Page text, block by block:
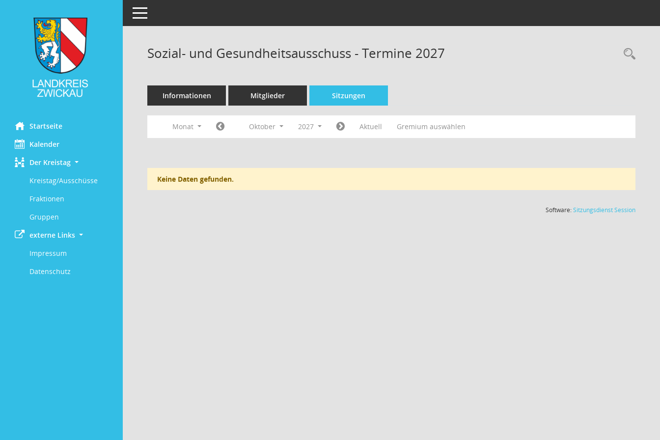
Startseite
Kalender
Der Kreistag
Kreistag/Ausschüsse
Fraktionen
Gruppen
externe Links
Impressum
Datenschutz
Toggle navigation
Sozial- und Gesundheitsausschuss - Termine 2027
Informationen Mitglieder Sitzungen
Monat Oktober 2027 Aktuell Gremium auswählen
Keine Daten gefunden.
Software:SitzungsdienstSession(Wird in